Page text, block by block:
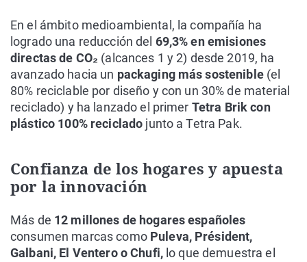
En el ámbito medioambiental, la compañía ha
logrado una reducción del 69,3% en emisiones
directas de CO₂ (alcances 1 y 2) desde 2019, ha
avanzado hacia un packaging más sostenible(el
80% reciclable por diseño y con un 30% de material
reciclado) y ha lanzado el primer Tetra Brik con
plástico 100% reciclado junto a Tetra Pak.
Confianza de los hogares y apuesta
por la innovación
Más de 12 millones de hogares españoles
consumen marcas como Puleva, Président,
Galbani, El Ventero o Chufi,lo que demuestra el